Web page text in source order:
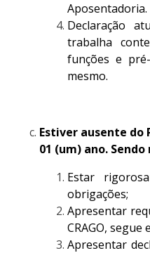
Aposentadoria.
Declaração
trabalha
funções e
mesmo.
Estiver ausente do
01 (um) ano.
Estar
obrigações;
Apresentar
CRAGO, segue
Apresentar